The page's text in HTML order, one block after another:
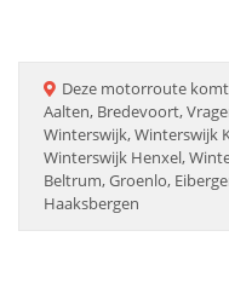
Deze motorroute
Aalten, Bredevoort,
Winterswijk, Winterswijk
Winterswijk Henxel,
Beltrum, Groenlo,
Haaksbergen